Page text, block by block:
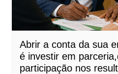
Abrir a conta da sua
é investir em
participação nos